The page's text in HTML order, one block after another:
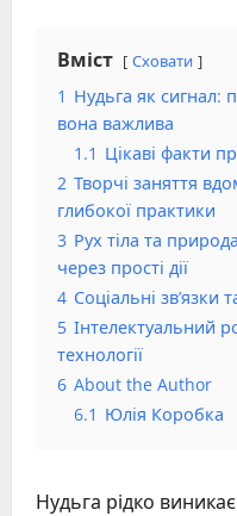
Вміст Сховати
1 Нудьга як сигнал:
вона важлива
1.1 Цікаві факти
2 Творчі заняття
глибокої практики
3 Рух тіла та
через прості дії
4 Соціальні зв’язки
5 Інтелектуальний
технології
6 About the Author
6.1 Юлія Коробка
Нудьга рідко